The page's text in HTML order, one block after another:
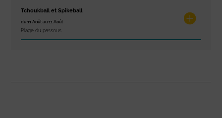
Tchoukball et Spikeball
du 11 Août au 11 Août
Plage du passous